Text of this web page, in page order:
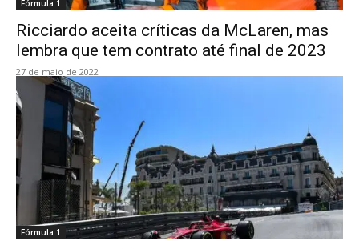
Fórmula 1
Ricciardo aceita críticas da McLaren, mas
lembra que tem contrato até final de 2023
27 de maio de 2022
Fórmula 1